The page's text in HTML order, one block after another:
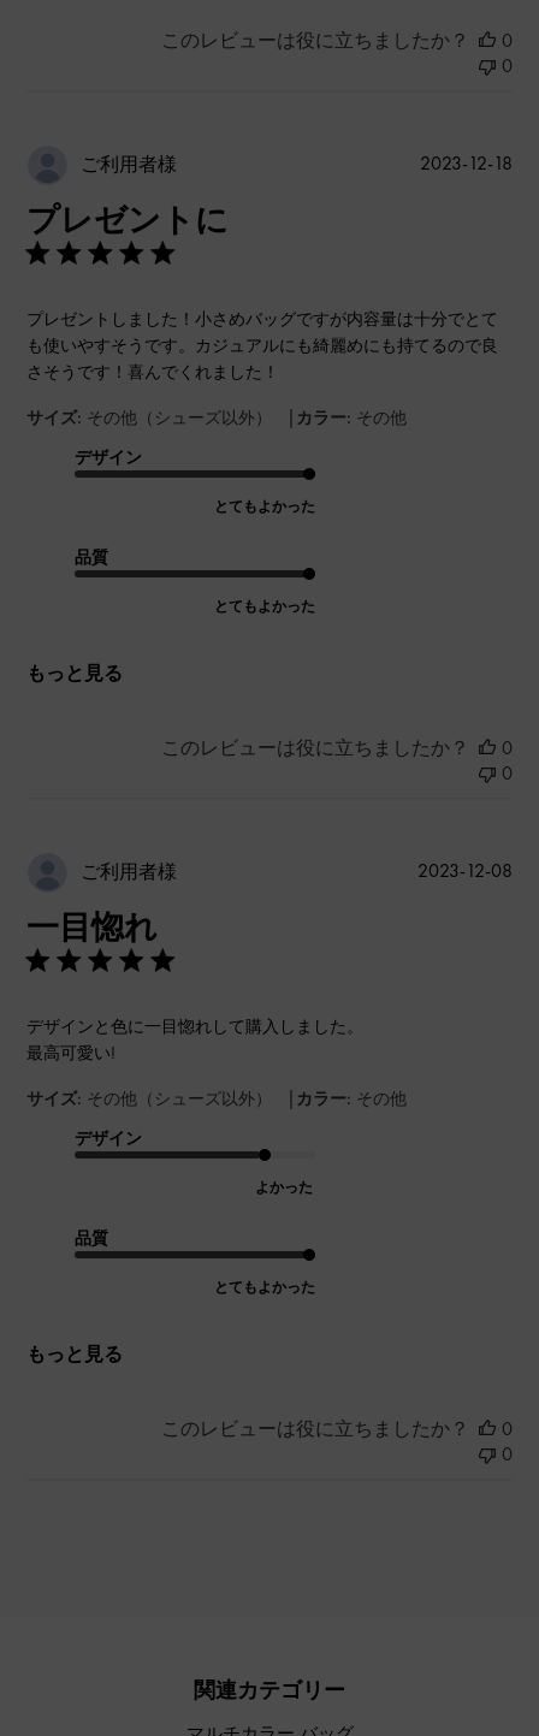
このレビューは役に立ちましたか？
0
0
ご利用者様
プレゼントに
プレゼントしました！小さめバッグですが内容量は十分でとて
も使いやすそうです。カジュアルにも綺麗めにも持てるので良
さそうです！喜んでくれました！
サイズ: その他（シューズ以外） | カラー: その他
デザイン
とてもよかった
品質
とてもよかった
もっと見る
公
2023-12-18
このレビューは役に立ちましたか？
0
0
ご利用者様
一目惚れ
デザインと色に一目惚れして購入しました。
最高可愛い!
サイズ: その他（シューズ以外） | カラー: その他
デザイン
よかった
品質
とてもよかった
もっと見る
公
2023-12-08
このレビューは役に立ちましたか？
0
0
関連カテゴリー